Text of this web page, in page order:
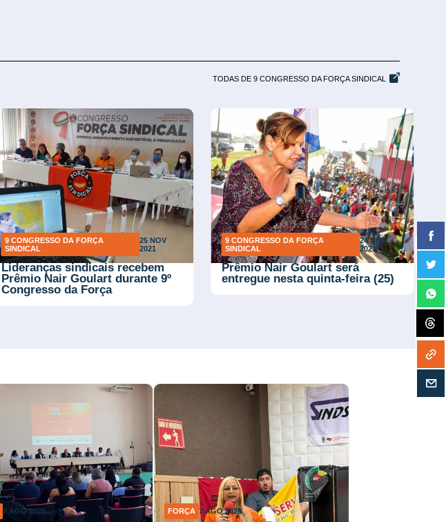
TODAS DE 9 CONGRESSO DA FORÇA SINDICAL
9 CONGRESSO DA FORÇA
SINDICAL
25 NOV
2021
Lideranças sindicais recebem
Prêmio Nair Goulart durante 9º
Congresso da Força
9 CONGRESSO DA FORÇA
SINDICAL
24 NOV
2021
Prêmio Nair Goulart será
entregue nesta quinta-feira (25)
7 AGO 2026 FORÇA 7 AGO 2026